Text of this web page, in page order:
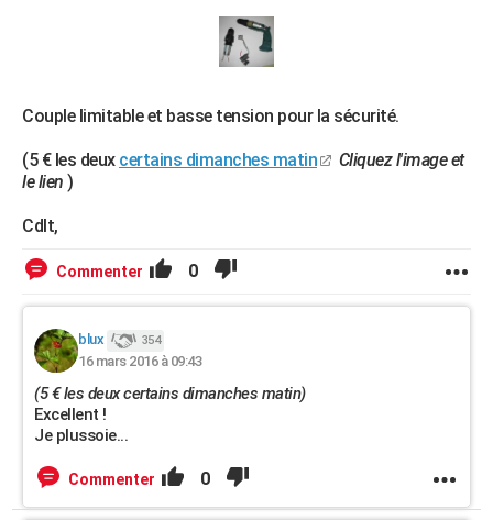
Couple limitable et basse tension pour la sécurité.
(5 € les deux certains dimanches matin
Cliquez l'image et
le lien )
Cdlt,
Commenter 0
blux 354
16 mars 2016 à 09:43
(5 € les deux certains dimanches matin)
Excellent !
Je plussoie...
Commenter 0